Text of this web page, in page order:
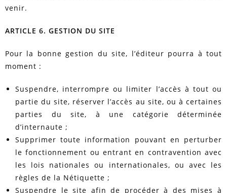
venir.
ARTICLE 6. GESTION DU SITE
Pour la bonne gestion du site, l’éditeur pourra à tout
moment :
Suspendre, interrompre ou limiter l’accès à tout ou
partie du site, réserver l’accès au site, ou à certaines
parties du site, à une catégorie déterminée
d’internaute ;
Supprimer toute information pouvant en perturber
le fonctionnement ou entrant en contravention avec
les lois nationales ou internationales, ou avec les
règles de la Nétiquette ;
Suspendre le site afin de procéder à des mises à